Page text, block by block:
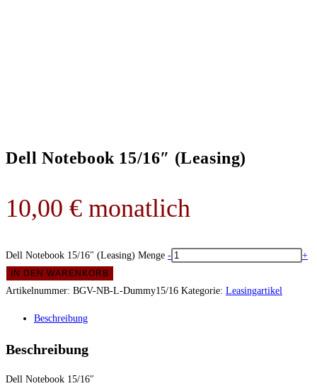
Dell Notebook 15/16″ (Leasing)
10,00 € monatlich
Dell Notebook 15/16" (Leasing) Menge - +
IN DEN WARENKORB
Artikelnummer: BGV-NB-L-Dummy15/16 Kategorie: Leasingartikel
Beschreibung
Beschreibung
Dell Notebook 15/16″